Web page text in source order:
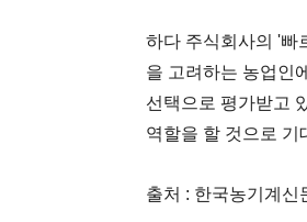
하다 주식회사의 '빠
을 고려하는 농업인
선택으로 평가받고
역할을 할 것으로 기
출처 : 한국농기계신